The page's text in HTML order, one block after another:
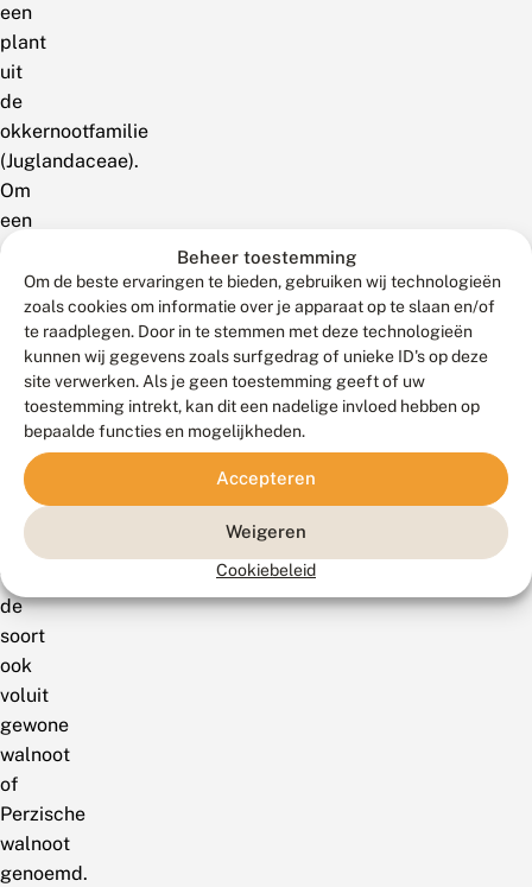
Beheer toestemming
Om de beste ervaringen te bieden, gebruiken wij technologieën
zoals cookies om informatie over je apparaat op te slaan en/of
te raadplegen. Door in te stemmen met deze technologieën
kunnen wij gegevens zoals surfgedrag of unieke ID's op deze
site verwerken. Als je geen toestemming geeft of uw
toestemming intrekt, kan dit een nadelige invloed hebben op
bepaalde functies en mogelijkheden.
Accepteren
Weigeren
Cookiebeleid
een
plant
uit
de
okkernootfamilie
(Juglandaceae).
Om
een
onderscheid
maken
met
het
geslacht
Juglans,
dat
eveneens
walnoot
heet,
wordt
de
soort
ook
voluit
gewone
walnoot
of
Perzische
walnoot
genoemd.